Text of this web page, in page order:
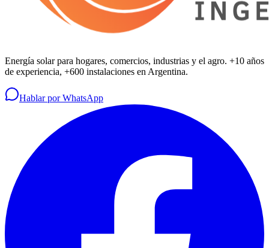
Energía solar para hogares, comercios, industrias y el agro. +10 años
de experiencia, +600 instalaciones en Argentina.
Hablar por WhatsApp